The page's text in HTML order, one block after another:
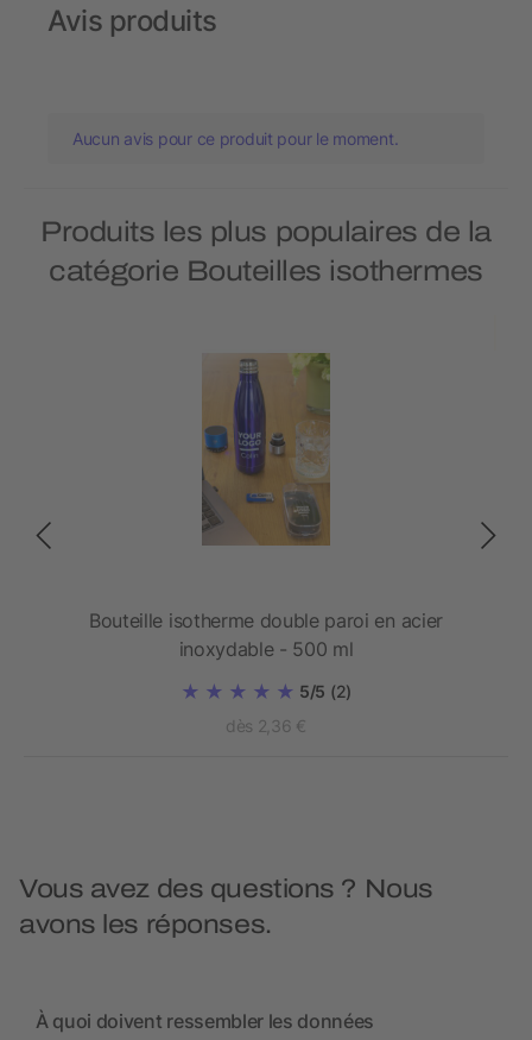
Avis produits
Aucun avis pour ce produit pour le moment.
Produits les plus populaires de la
catégorie Bouteilles isothermes
Bouteille isotherme double paroi en acier
inoxydable - 500 ml
5/5 (2)
dès 2,36 €
Vous avez des questions ? Nous
avons les réponses.
À quoi doivent ressembler les données